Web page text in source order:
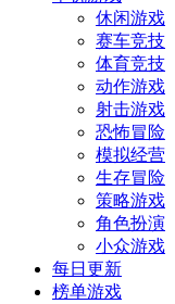
休闲游戏
赛车竞技
体育竞技
动作游戏
射击游戏
恐怖冒险
模拟经营
生存冒险
策略游戏
角色扮演
小众游戏
每日更新
榜单游戏